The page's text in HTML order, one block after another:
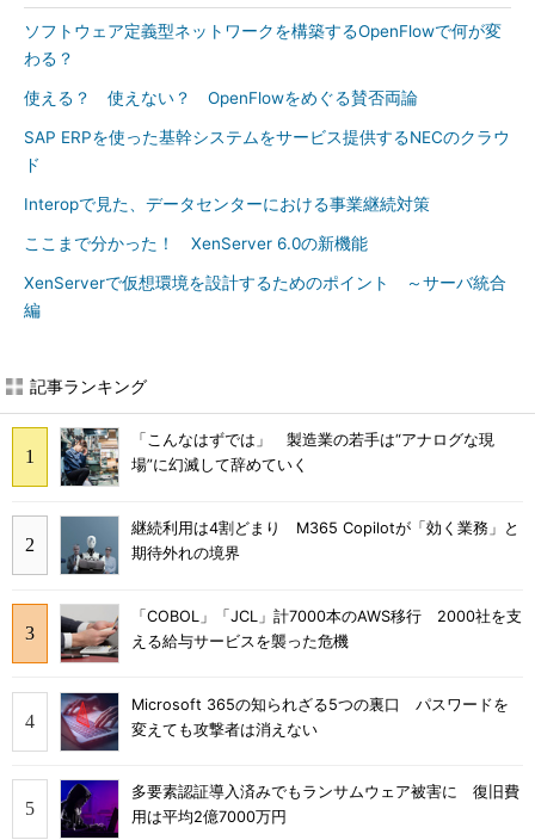
ソフトウェア定義型ネットワークを構築するOpenFlowで何が変
わる？
使える？ 使えない？ OpenFlowをめぐる賛否両論
SAP ERPを使った基幹システムをサービス提供するNECのクラウ
ド
Interopで見た、データセンターにおける事業継続対策
ここまで分かった！ XenServer 6.0の新機能
XenServerで仮想環境を設計するためのポイント ～サーバ統合
編
記事ランキング
「こんなはずでは」 製造業の若手は“アナログな現
場”に幻滅して辞めていく
継続利用は4割どまり M365 Copilotが「効く業務」と
期待外れの境界
「COBOL」「JCL」計7000本のAWS移行 2000社を支
える給与サービスを襲った危機
Microsoft 365の知られざる5つの裏口 パスワードを
変えても攻撃者は消えない
多要素認証導入済みでもランサムウェア被害に 復旧費
用は平均2億7000万円